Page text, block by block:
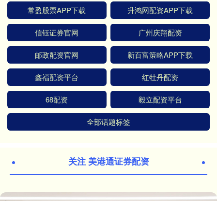
常盈股票APP下载 升鸿网配资APP下载
信钰证券官网 广州庆翔配资
邮政配资官网 新百富策略APP下载
鑫福配资平台 红牡丹配资
68配资 毅立配资平台
全部话题标签
关注 美港通证券配资